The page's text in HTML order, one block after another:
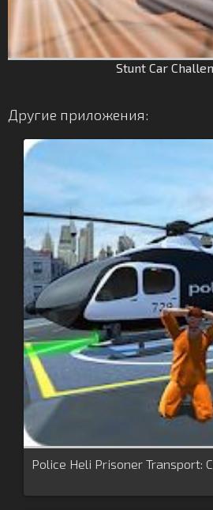
Stunt Car
Другие приложения:
Police Heli Prisoner Transport: